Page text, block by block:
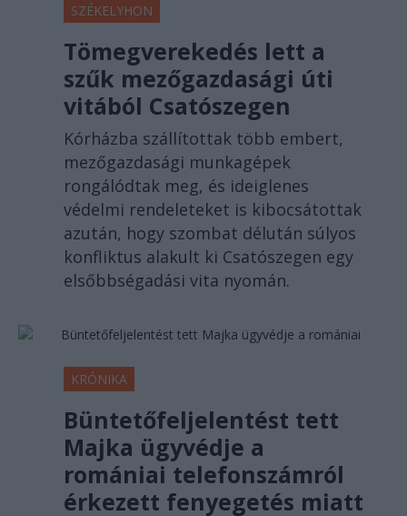
SZÉKELYHON
Tömegverekedés lett a
szűk mezőgazdasági úti
vitából Csatószegen
Kórházba szállítottak több embert,
mezőgazdasági munkagépek
rongálódtak meg, és ideiglenes
védelmi rendeleteket is kibocsátottak
azután, hogy szombat délután súlyos
konfliktus alakult ki Csatószegen egy
elsőbbségadási vita nyomán.
KRÓNIKA
Büntetőfeljelentést tett
Majka ügyvédje a
romániai telefonszámról
érkezett fenyegetés miatt